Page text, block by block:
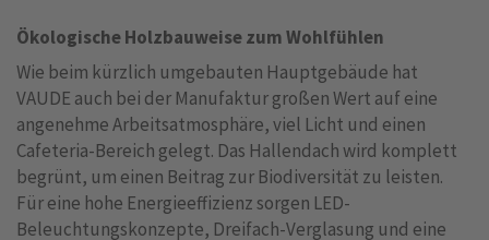
Ökologische Holzbauweise zum Wohlfühlen
Wie beim kürzlich umgebauten Hauptgebäude hat
VAUDE auch bei der Manufaktur großen Wert auf eine
angenehme Arbeitsatmosphäre, viel Licht und einen
Cafeteria-Bereich gelegt. Das Hallendach wird komplett
begrünt, um einen Beitrag zur Biodiversität zu leisten.
Für eine hohe Energieeffizienz sorgen LED-
Beleuchtungskonzepte, Dreifach-Verglasung und eine